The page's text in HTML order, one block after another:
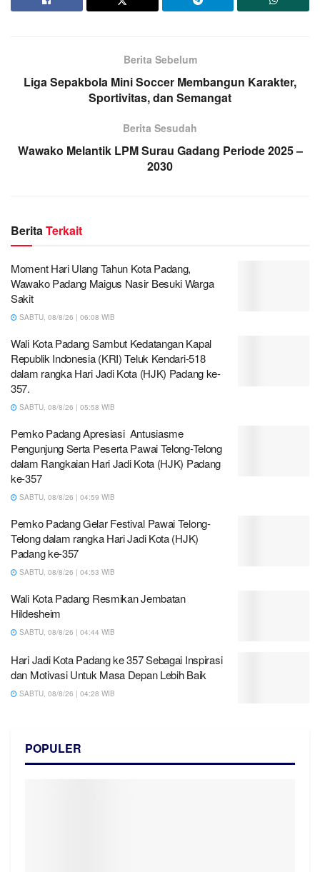
Berita Sebelum
Liga Sepakbola Mini Soccer Membangun Karakter,
Sportivitas, dan Semangat
Berita Sesudah
Wawako Melantik LPM Surau Gadang Periode 2025 –
2030
BeritaTerkait
Moment Hari Ulang Tahun Kota Padang,
Wawako Padang Maigus Nasir Besuki Warga
Sakit
SABTU, 08/8/26 | 06:08 WIB
Wali Kota Padang Sambut Kedatangan Kapal
Republik Indonesia (KRI) Teluk Kendari-518
dalam rangka Hari Jadi Kota (HJK) Padang ke-
357.
SABTU, 08/8/26 | 05:58 WIB
Pemko Padang Apresiasi Antusiasme
Pengunjung Serta Peserta Pawai Telong-Telong
dalam Rangkaian Hari Jadi Kota (HJK) Padang
ke-357
SABTU, 08/8/26 | 04:59 WIB
Pemko Padang Gelar Festival Pawai Telong-
Telong dalam rangka Hari Jadi Kota (HJK)
Padang ke-357
SABTU, 08/8/26 | 04:53 WIB
Wali Kota Padang Resmikan Jembatan
Hildesheim
SABTU, 08/8/26 | 04:44 WIB
Hari Jadi Kota Padang ke 357 Sebagai Inspirasi
dan Motivasi Untuk Masa Depan Lebih Baik
SABTU, 08/8/26 | 04:28 WIB
POPULER